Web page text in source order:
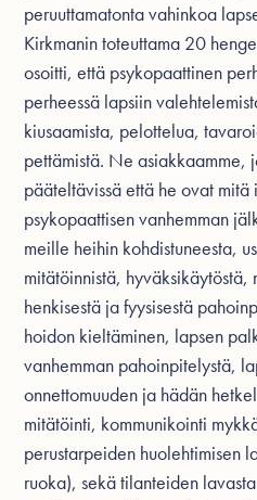
peruuttamatonta vahinkoa
Kirkmanin toteuttama 20
osoitti, että psykopaattinen
perheessä lapsiin
kiusaamista, pelottelua,
pettämistä. Ne asiakkaamme,
pääteltävissä että he ovat
psykopaattisen vanhemman
meille heihin kohdistuneesta,
mitätöinnistä, hyväksikäytöstä,
henkisestä ja fyysisestä
hoidon kieltäminen, lapsen
vanhemman pahoinpitelystä,
onnettomuuden ja hädän
mitätöinti, kommunikointi
perustarpeiden huolehtimisen
ruoka), sekä tilanteiden